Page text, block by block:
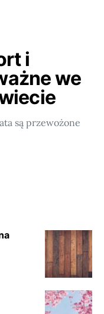
i
we
są przewożone